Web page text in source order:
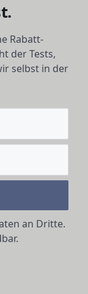
Rabatt-
der Tests,
selbst in der
an Dritte.